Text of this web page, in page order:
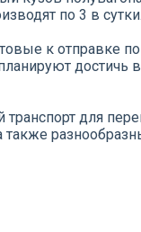
по 3 в сутки.
к отправке
достичь
для
также